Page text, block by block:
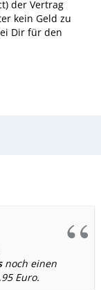
der Vertrag
kein Geld zu
Dir für den
noch einen
Euro.